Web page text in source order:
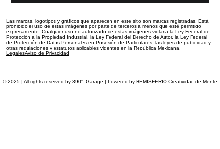
Las marcas, logotipos y gráficos que aparecen en este sitioson marcas registradas. Está
prohibido el uso de estas imágenes por parte de terceros a menos que esté permitido
expresamente. Cualquier uso no autorizado de estas imágenes violaría la Ley Federal de
Protección a la Propiedad Industrial, la Ley Federal del Derecho de Autor, la Ley Federal
de Protección de Datos Personales en Posesión de Particulares, las leyes de publicidad y
otras regulaciones y estatutos aplicables vigentes en la República Mexicana.
LegalesAviso de Privacidad
© 2025 | All rights reserved by 390° Garage | Powered by HEMISFERIO Creatividad de Mente